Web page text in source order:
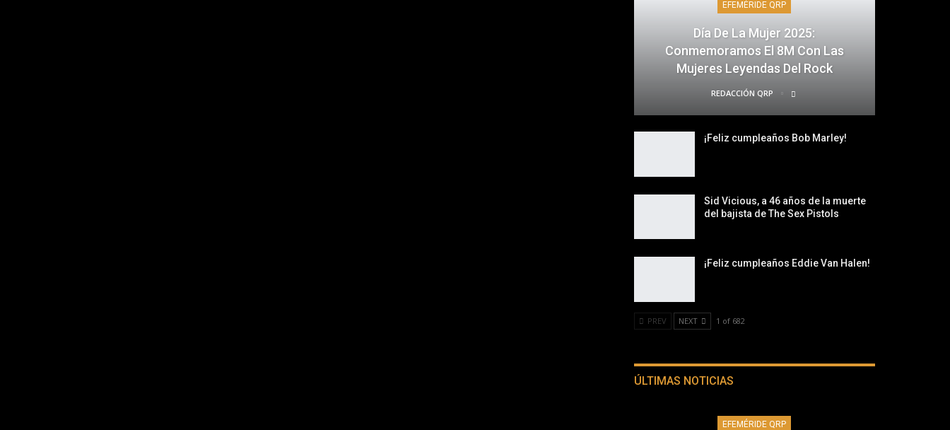
EFEMÉRIDE QRP
Día De La Mujer 2025:
Conmemoramos El 8M Con Las
Mujeres Leyendas Del Rock
REDACCIÓN QRP
¡Feliz cumpleaños Bob Marley!
Sid Vicious, a 46 años de la muerte
del bajista de The Sex Pistols
¡Feliz cumpleaños Eddie Van Halen!
PREV NEXT 1 of 682
ÚLTIMAS NOTICIAS
EFEMÉRIDE QRP